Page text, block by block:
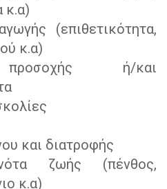
κ.α)
(επιθετικότητα,
κ.α)
ή/και
και διατροφής
ζωής (πένθος,
κ.α)